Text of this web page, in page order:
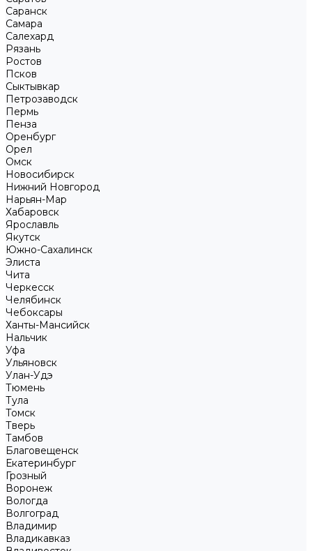
Саранск
Самара
Салехард
Рязань
Ростов
Псков
Сыктывкар
Петрозаводск
Пермь
Пенза
Оренбург
Орел
Омск
Новосибирск
Нижний Новгород
Нарьян-Мар
Хабаровск
Ярославль
Якутск
Южно-Сахалинск
Элиста
Чита
Черкесск
Челябинск
Чебоксары
Ханты-Мансийск
Нальчик
Уфа
Ульяновск
Улан-Удэ
Тюмень
Тула
Томск
Тверь
Тамбов
Благовещенск
Екатеринбург
Грозный
Воронеж
Вологда
Волгоград
Владимир
Владикавказ